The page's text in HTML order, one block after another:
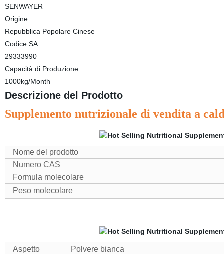
SENWAYER
Origine
Repubblica Popolare Cinese
Codice SA
29333990
Capacità di Produzione
1000kg/Month
Descrizione del Prodotto
Supplemento nutrizionale di vendita a
Nome del prodotto
Numero CAS
Formula molecolare
Peso molecolare
Aspetto
Polvere bianca